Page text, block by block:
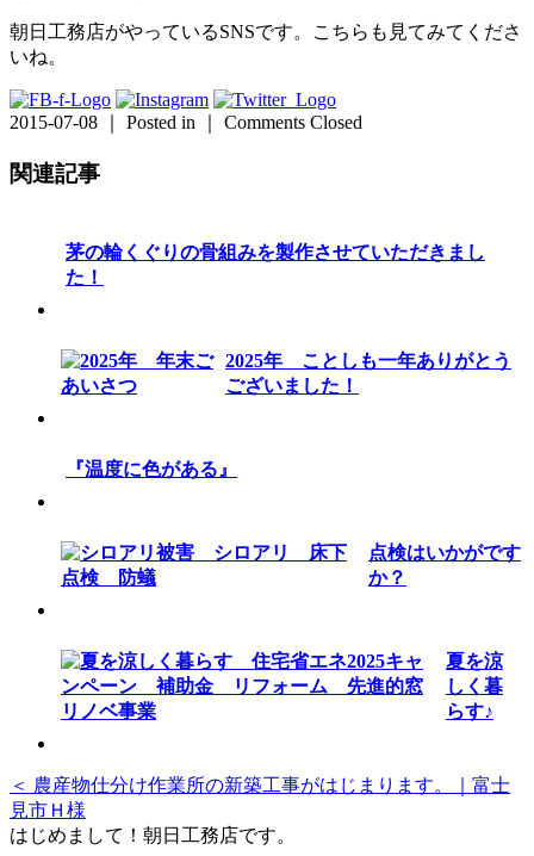
朝日工務店がやっているSNSです。こちらも見てみてくださ
いね。
2015-07-08 ｜ Posted in ｜ Comments Closed
関連記事
茅の輪くぐりの骨組みを製作させていただきまし
た！
2025年 ことしも一年ありがとう
ございました！
『温度に色がある』
点検はいかがです
か？
夏を涼
しく暮
らす♪
＜ 農産物仕分け作業所の新築工事がはじまります。｜富士
見市Ｈ様
はじめまして！朝日工務店です。